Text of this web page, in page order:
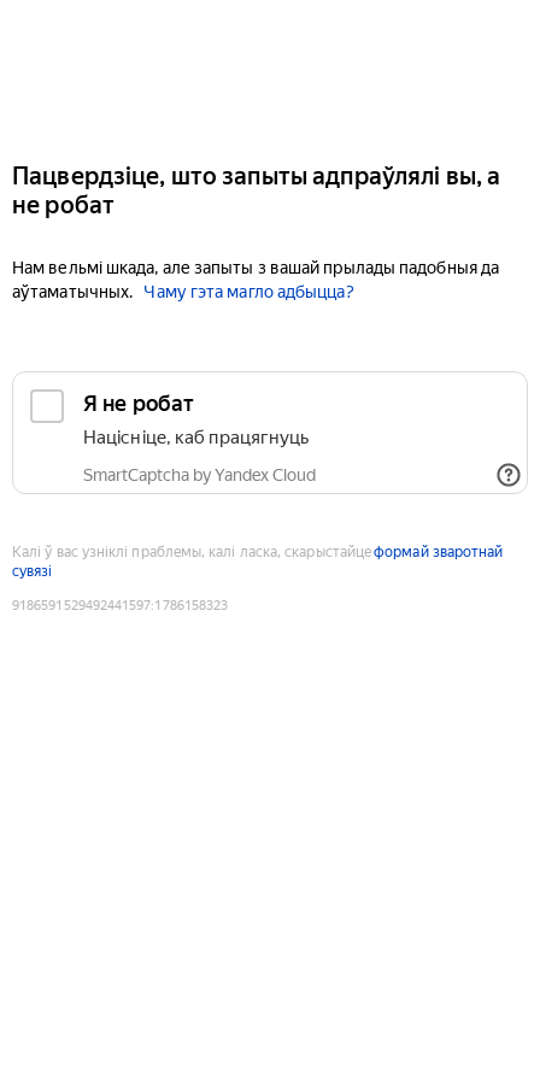
Пацвердзіце, што запыты адпраўлялі вы, а
не робат
Нам вельмі шкада, але запыты з вашай прылады падобныя да
аўтаматычных.
Чаму гэта магло адбыцца?
Я не робат
Націсніце, каб працягнуць
SmartCaptcha by Yandex Cloud
Калі ў вас узніклі праблемы, калі ласка, скарыстайцеформай зваротнай
сувязі
9186591529492441597:1786158323